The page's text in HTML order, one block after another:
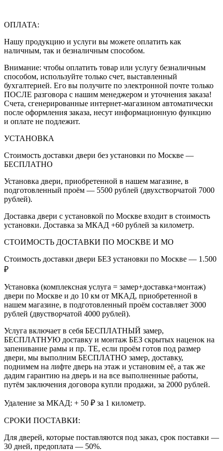
ОПЛАТА:
Нашу продукцию и услуги вы можете оплатить как
наличным, так и безналичным способом.
Внимание: чтобы оплатить товар или услугу безналичным
способом, используйте только счет, выставленный
бухгалтерией. Его вы получите по электронной почте только
ПОСЛЕ разговора с нашим менеджером и уточнения заказа!
Счета, сгенерированные интернет-магазином автоматически
после оформления заказа, несут информационную функцию
и оплате не подлежит.
УСТАНОВКА
Стоимость доставки двери без установки по Москве —
БЕСПЛАТНО
Установка двери, приобретенной в нашем магазине, в
подготовленный проём — 5500 рублей (двухстворчатой 7000
рублей).
Доставка двери с установкой по Москве входит в стоимость
установки. Доставка за МКАД +60 рублей за километр.
СТОИМОСТЬ ДОСТАВКИ ПО МОСКВЕ И МО
Стоимость доставки двери БЕЗ установки по Москве — 1.500
₽
Установка (комплексная услуга = замер+доставка+монтаж)
двери по Москве и до 10 км от МКАД, приобретенной в
нашем магазине, в подготовленный проём составляет 3000
рублей (двустворчатой 4000 рублей).
Услуга включает в себя БЕСПЛАТНЫЙ замер,
БЕСПЛАТНУЮ доставку и монтаж БЕЗ скрытых наценок на
запенивание рамы и пр. ТЕ, если проём готов под размер
двери, мы выполним БЕСПЛАТНО замер, доставку,
поднимем на лифте дверь на этаж и установим её, а так же
дадим гарантию на дверь и на все выполненные работы,
путём заключения договора купли продажи, за 2000 рублей.
Удаление за МКАД: + 50 ₽ за 1 километр.
СРОКИ ПОСТАВКИ:
Для дверей, которые поставляются под заказ, срок поставки —
30 дней, предоплата — 50%.